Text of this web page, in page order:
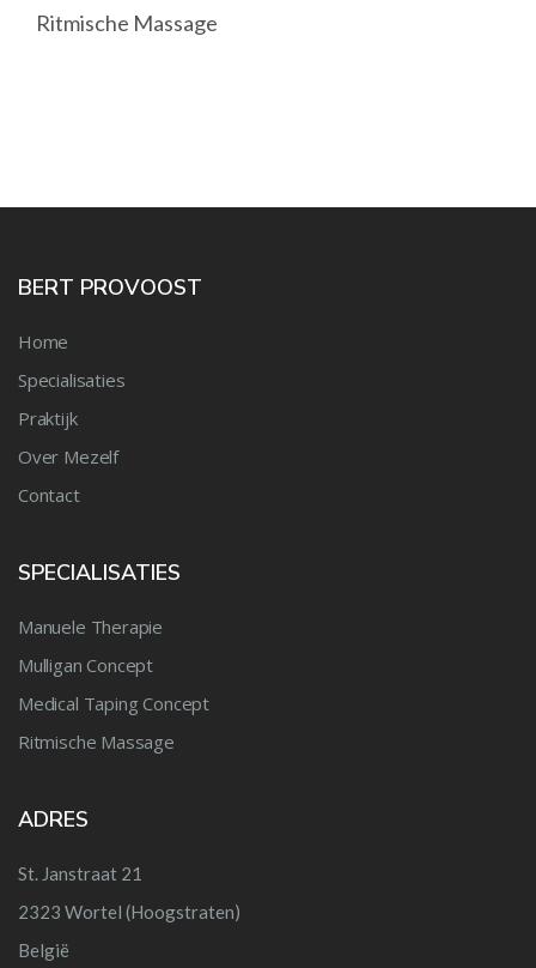
Ritmische Massage
BERT PROVOOST
Home
Specialisaties
Praktijk
Over Mezelf
Contact
SPECIALISATIES
Manuele Therapie
Mulligan Concept
Medical Taping Concept
Ritmische Massage
ADRES
St. Janstraat 21
2323 Wortel (Hoogstraten)
België